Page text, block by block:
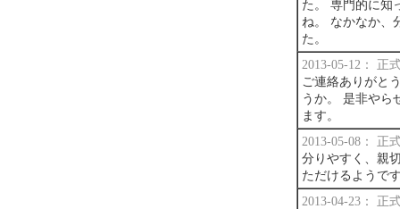
た。 専門的に知
ね。 なかなか、
た。
2013-05-12： 正
ご連絡ありがと
うか。 是非やら
ます。
2013-05-08： 正
分りやすく、親
ただけるようで
2013-04-23： 正